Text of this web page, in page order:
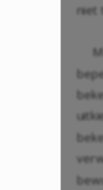
niet